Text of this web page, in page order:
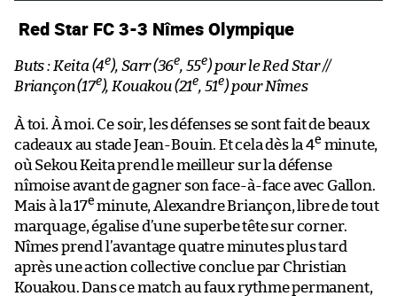
Red Star FC 3-3 Nîmes Olympique
Buts : Keita (4e), Sarr (36e, 55e) pour le Red Star //
Briançon (17e), Kouakou (21e, 51e) pour Nîmes
À toi. À moi. Ce soir, les défenses se sont fait de beaux
cadeaux au stade Jean-Bouin. Et cela dès la 4e minute,
où Sekou Keita prend le meilleur sur la défense
nîmoise avant de gagner son face-à-face avec Gallon.
Mais à la 17e minute, Alexandre Briançon, libre de tout
marquage, égalise d’une superbe tête sur corner.
Nîmes prend l’avantage quatre minutes plus tard
après une action collective conclue par Christian
Kouakou. Dans ce match au faux rythme permanent,